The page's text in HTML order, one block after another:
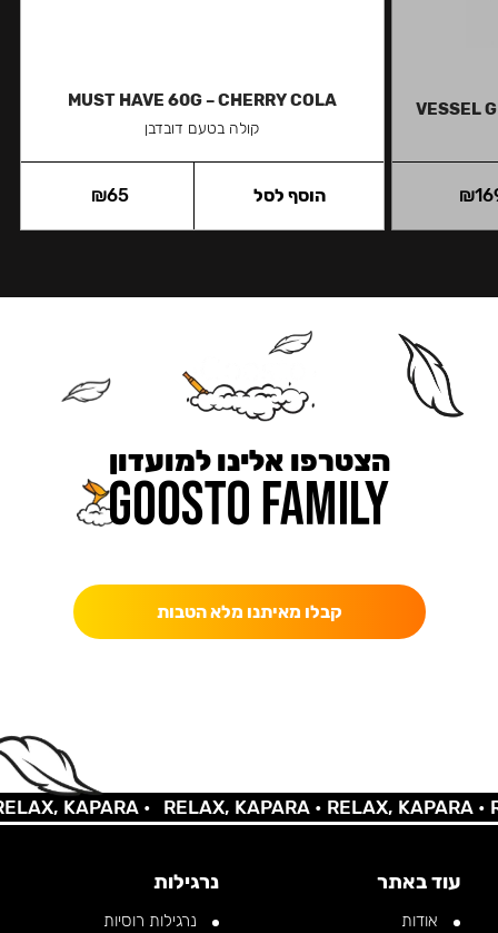
VESSEL
₪
MUST HAVE 60G – CHERRY COLA
קולה בטעם דובדבן
₪65 הוסף לסל
הצטרפו אלינו למועדון
קבלו מאיתנו מלא הטבות
KAPARA • RELAX, KAPARA •RELAX, KAPARA •
עוד באתר
אודות
נרגילות
נרגילות רוסיות